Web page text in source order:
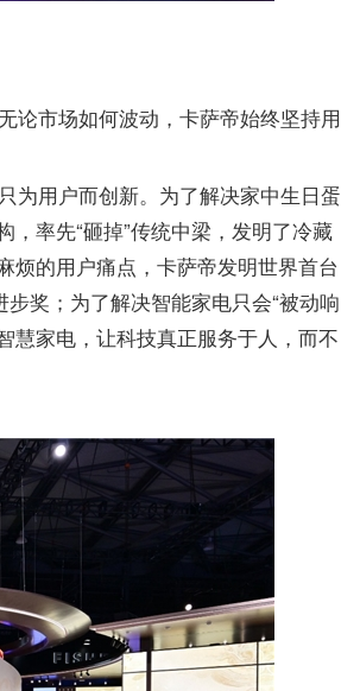
论市场如何波动，卡萨帝始终坚持用
为用户而创新。为了解决家中生日蛋
率先“砸掉”传统中梁，发明了冷藏
烦的用户痛点，卡萨帝发明世界首台
奖；为了解决智能家电只会“被动响
慧家电，让科技真正服务于人，而不